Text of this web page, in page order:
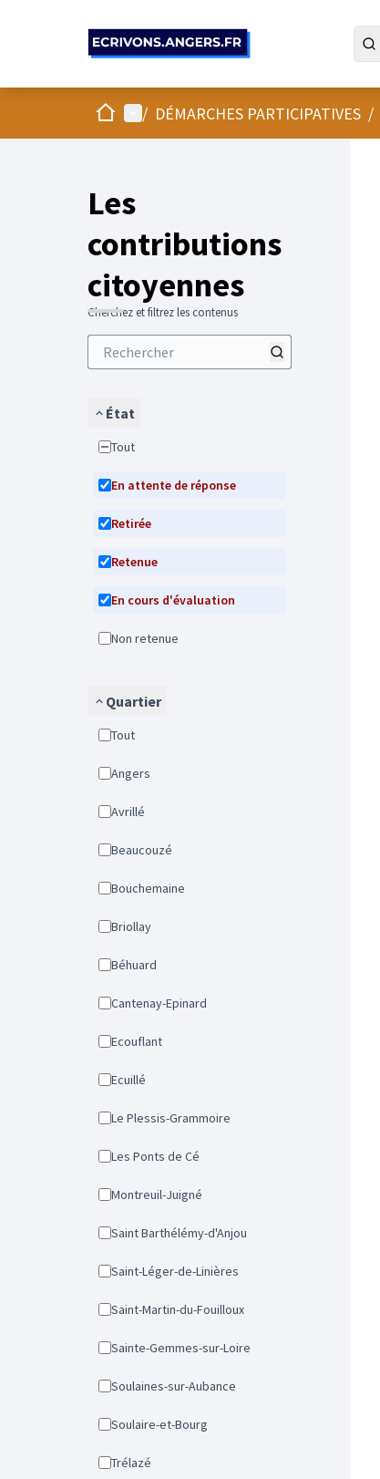
AccueilMenu principal
/ DÉMARCHES PARTICIPATIVES /
Les
contributions
citoyennes
Cherchez et filtrez les contenus
État
Tout
En attente de réponse
Retirée
Retenue
En cours d'évaluation
Non retenue
Quartier
Tout
Angers
Avrillé
Beaucouzé
Bouchemaine
Briollay
Béhuard
Cantenay-Epinard
Ecouflant
Ecuillé
Le Plessis-Grammoire
Les Ponts de Cé
Montreuil-Juigné
Saint Barthélémy-d'Anjou
Saint-Léger-de-Linières
Saint-Martin-du-Fouilloux
Sainte-Gemmes-sur-Loire
Soulaines-sur-Aubance
Soulaire-et-Bourg
Trélazé